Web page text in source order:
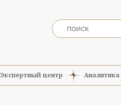
Экспертный центр Аналитика